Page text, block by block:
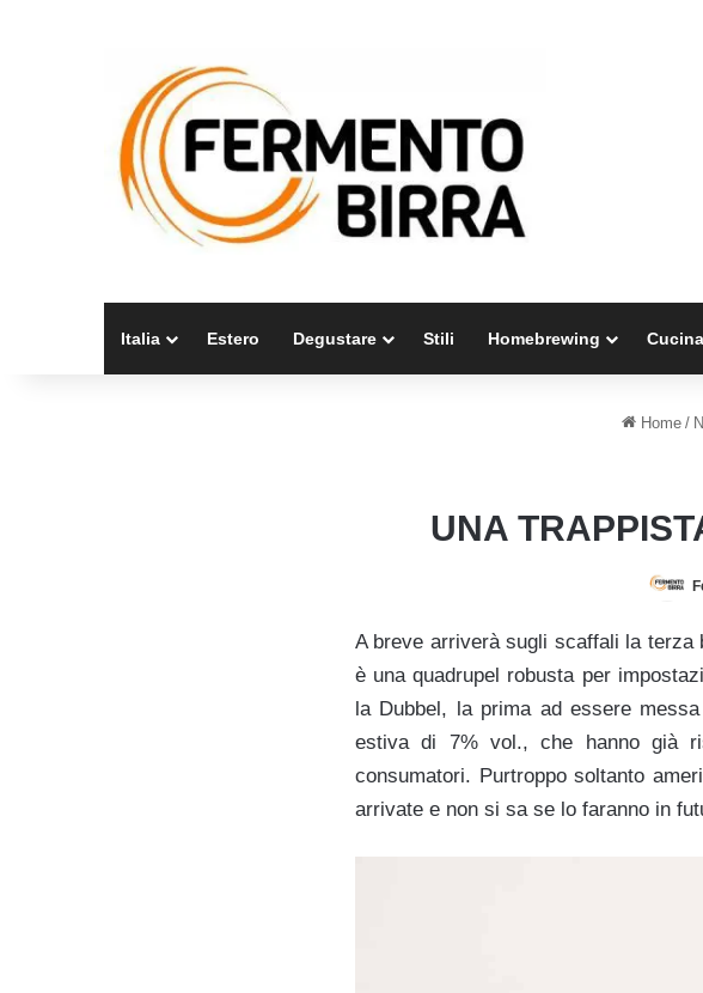
Italia Estero Degustare Stili Homebrewing Cucina
Home /
UNA
A breve arriverà sugli scaffali la terza
è una quadrupel robusta per
la Dubbel, la prima ad essere
estiva di 7% vol., che hanno già
consumatori. Purtroppo soltanto
arrivate e non si sa se lo faranno in